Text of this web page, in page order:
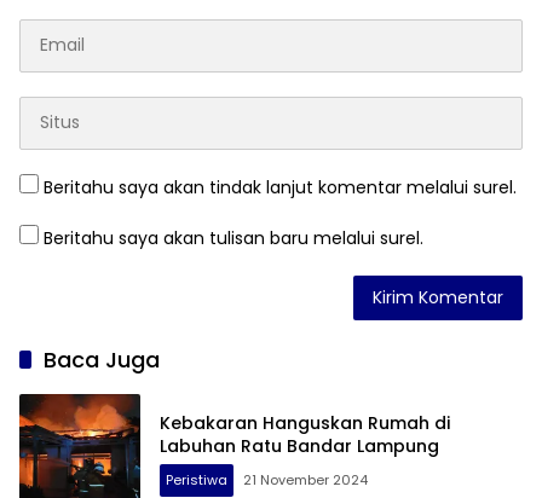
Beritahu saya akan tindak lanjut komentar melalui surel.
Beritahu saya akan tulisan baru melalui surel.
Baca Juga
Kebakaran Hanguskan Rumah di
Labuhan Ratu Bandar Lampung
Peristiwa 21 November 2024